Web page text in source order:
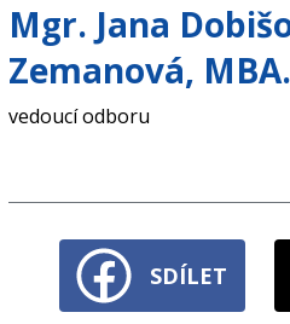
Mgr. Jana
Zemanová,
vedoucí odboru
SDÍLET